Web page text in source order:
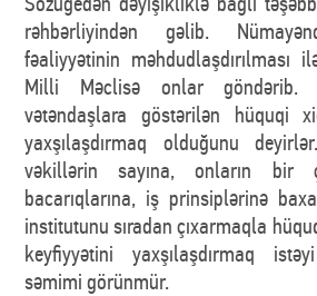
rəhbərliyindən gəlib.
fəaliyyətinin məhdudlaşdırılması
Milli Məclisə onlar göndərib.
vətəndaşlara göstərilən hüquqi
yaxşılaşdırmaq olduğunu
vəkillərin sayına, onların bir
bacarıqlarına, iş prinsiplərinə
institutunu sıradan çıxarmaqla
keyfiyyətini yaxşılaşdırmaq
səmimi görünmür.